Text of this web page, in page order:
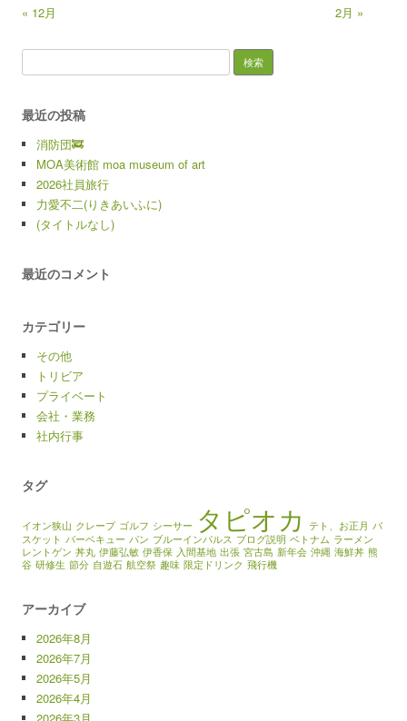
« 12月 2月 »
最近の投稿
消防団🚒
MOA美術館 moa museum of art
2026社員旅行
力愛不二(りきあいふに)
(タイトルなし)
最近のコメント
カテゴリー
その他
トリビア
プライベート
会社・業務
社内行事
タグ
イオン狭山 クレープ ゴルフ シーサー タピオカ テト、お正月 バ
スケット バーベキュー パン ブルーインパルス ブログ説明 ベトナム ラーメン
レントゲン 丼丸 伊藤弘敏 伊香保 入間基地 出張 宮古島 新年会 沖縄 海鮮丼 熊
谷 研修生 節分 自遊石 航空祭 趣味 限定ドリンク 飛行機
アーカイブ
2026年8月
2026年7月
2026年5月
2026年4月